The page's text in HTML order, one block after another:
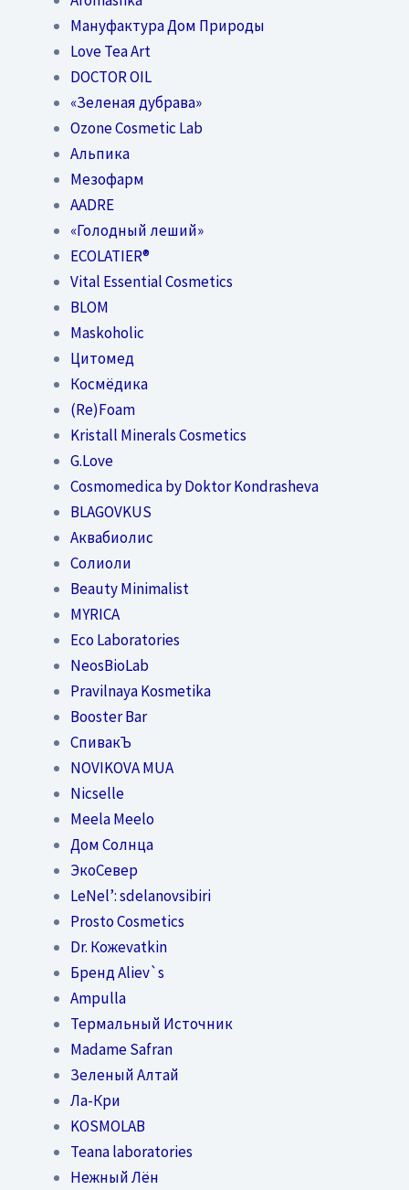
Мануфактура Дом Природы
Love Tea Art
DOCTOR OIL
«Зеленая дубрава»
Ozone Cosmetic Lab
Альпика
Мезофарм
AADRE
«Голодный леший»
EСОLATIER®
Vital Essential Cosmetics
BLOM
Maskoholic
Цитомед
Космёдика
(Re)Foam
Kristall Minerals Cosmetics
G.Love
Cosmomedica by Doktor Kondrasheva
BLAGOVKUS
Аквабиолис
Солиоли
Beauty Minimalist
MYRICA
Eco Laboratories
NeosBioLab
Pravilnaya Kosmetika
Booster Bar
СпивакЪ
NOVIKOVA MUA
Nicselle
Meela Meelo
Дом Солнца
ЭкоСевер
LeNel’: sdelanovsibiri
Prosto Cosmetics
Dr. Кожеvatkin
Бренд Aliev`s
Ampulla
Термальный Источник
Madame Safran
Зеленый Алтай
Ла-Кри
KOSMOLAB
Teana laboratories
Нежный Лён